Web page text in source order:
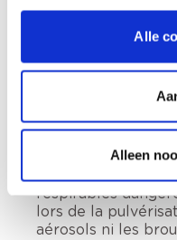
Alle
Alleen
Informations sur
les instructions.,
enfants., En cas de
Fiche de données
demande.,
respirables
lors de la
aérosols ni les